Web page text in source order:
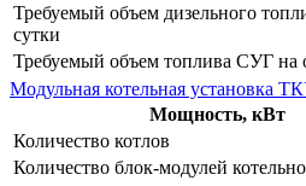
Требуемый объем дизельного
сутки
Требуемый объем топлива СУГ на
Модульная котельная установка
Мощность, кВт
Количество котлов
Количество блок-модулей